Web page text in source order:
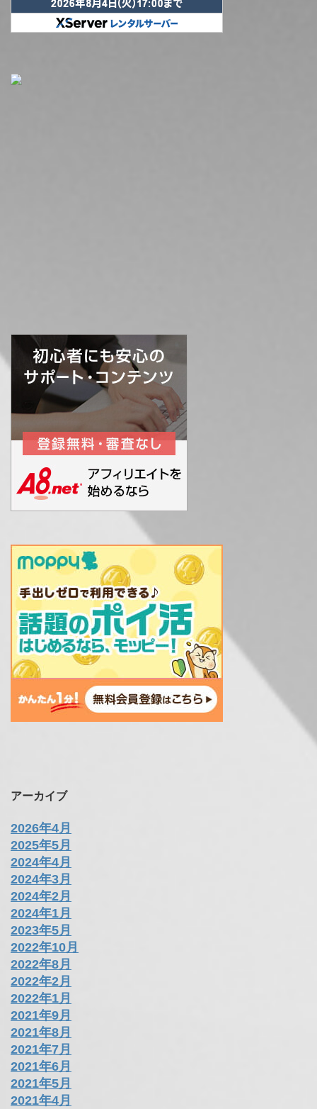
アーカイブ
2026年4月
2025年5月
2024年4月
2024年3月
2024年2月
2024年1月
2023年5月
2022年10月
2022年8月
2022年2月
2022年1月
2021年9月
2021年8月
2021年7月
2021年6月
2021年5月
2021年4月